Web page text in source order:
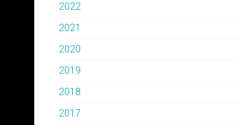
2022
2021
2020
2019
2018
2017